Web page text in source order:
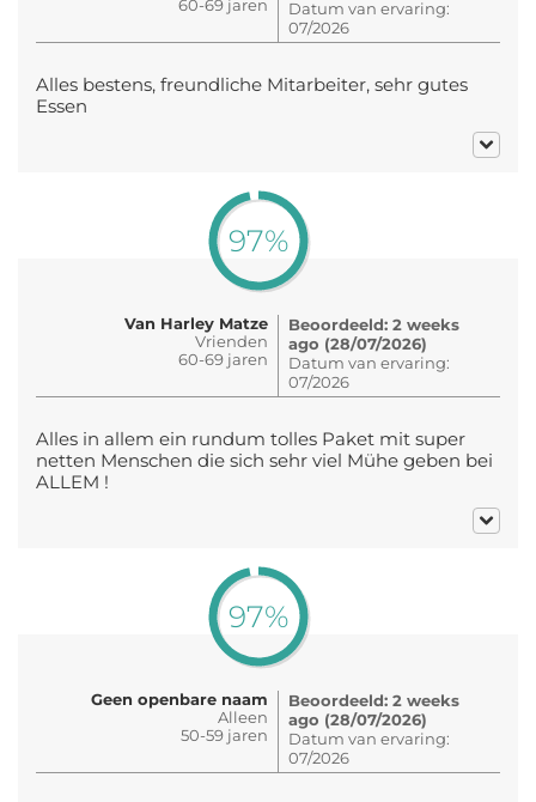
60-69 jaren
Datum van ervaring:
07/2026
Alles bestens, freundliche Mitarbeiter, sehr gutes
Essen
97%
Van Harley Matze
Vrienden
60-69 jaren
Beoordeeld: 2 weeks
ago (28/07/2026)
Datum van ervaring:
07/2026
Alles in allem ein rundum tolles Paket mit super
netten Menschen die sich sehr viel Mühe geben bei
ALLEM !
97%
Geen openbare naam
Alleen
50-59 jaren
Beoordeeld: 2 weeks
ago (28/07/2026)
Datum van ervaring:
07/2026